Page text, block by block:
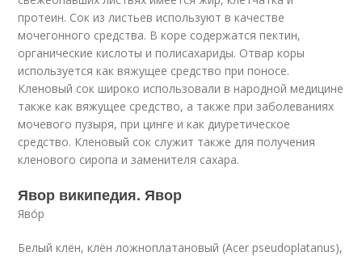
протеин. Сок из листьев используют в качестве
мочегонного средства. В коре содержатся пектин,
органические кислоты и полисахариды. Отвар коры
используется как вяжущее средство при поносе.
Кленовый сок широко использовали в народной медицине
также как вяжущее средство, а также при заболеваниях
мочевого пузыря, при цинге и как диуретическое
средство. Кленовый сок служит также для получения
кленового сиропа и заменителя сахара.
Явор википедия. Явор
Яво́р
Белый клён, клён ложноплатановый (Acer pseudoplatanus),